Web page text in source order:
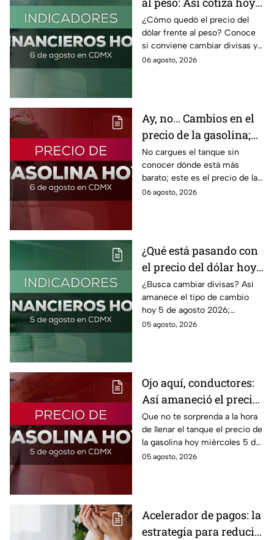
de agosto 2026
¿Cómo quedó el precio del
dólar frente al peso? Conoce
si conviene cambiar divisas y
cómo el flujo en el estrecho de
06 agosto, 2026
Ay, no... Cambios en el
precio de la gasolina;
así quedó HOY
No cargues el tanque sin
conocer dónde está más
barato; este es el precio de la
gasolina para hoy jueves 6 de
06 agosto, 2026
¿Qué está pasando con
el precio del dólar hoy
miércoles 5 de agosto
2026?
¿Busca cambiar divisas? Así
amanece el tipo de cambio
hoy 5 de agosto 2026;
consulta el precio del dólar
05 agosto, 2026
Ojo aquí, conductores:
Así amaneció el precio
de la gasolina HOY
Que no te sorprenda a la hora
de llenar el tanque el precio de
la gasolina hoy miércoles 5 de
agosto 2026; aquí te dejamos
05 agosto, 2026
Acelerador de pagos: la
estrategia para reducir